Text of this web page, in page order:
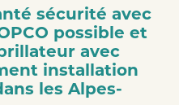
sécurité avec
possible et
avec
installation
les Alpes-